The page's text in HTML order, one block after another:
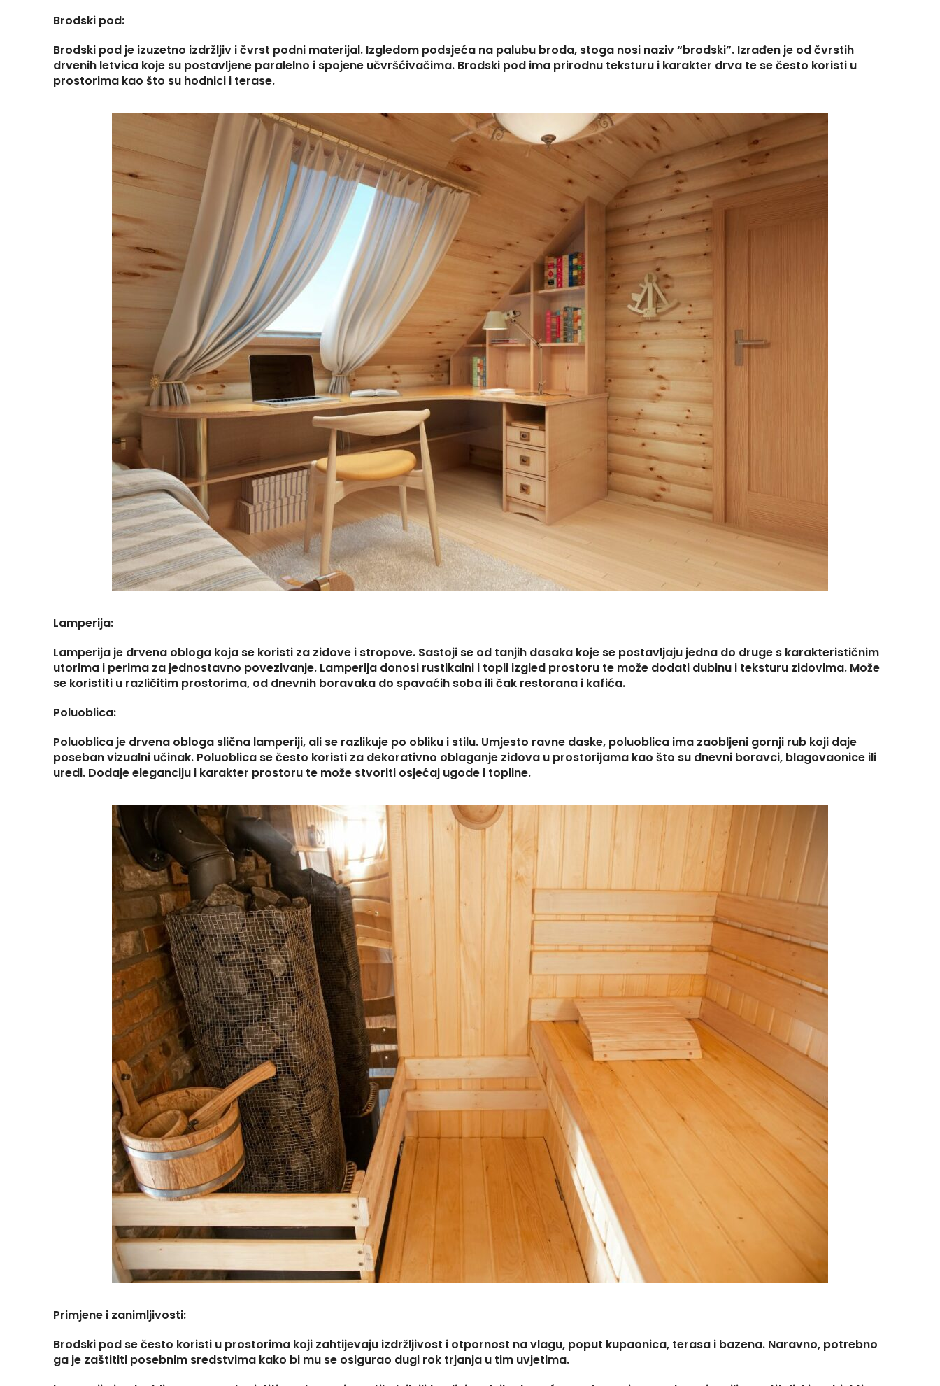
Brodski pod:
Brodski pod je izuzetno izdržljiv i čvrst podni materijal. Izgledom podsjeća na palubu broda, stoga nosi naziv “brodski”. Izrađen je od čvrstih
drvenih letvica koje su postavljene paralelno i spojene učvršćivačima. Brodski pod ima prirodnu teksturu i karakter drva te se često koristi u
prostorima kao što su hodnici i terase.
Lamperija:
Lamperija je drvena obloga koja se koristi za zidove i stropove. Sastoji se od tanjih dasaka koje se postavljaju jedna do druge s karakterističnim
utorima i perima za jednostavno povezivanje. Lamperija donosi rustikalni i topli izgled prostoru te može dodati dubinu i teksturu zidovima. Može
se koristiti u različitim prostorima, od dnevnih boravaka do spavaćih soba ili čak restorana i kafića.
Poluoblica:
Poluoblica je drvena obloga slična lamperiji, ali se razlikuje po obliku i stilu. Umjesto ravne daske, poluoblica ima zaobljeni gornji rub koji daje
poseban vizualni učinak. Poluoblica se često koristi za dekorativno oblaganje zidova u prostorijama kao što su dnevni boravci, blagovaonice ili
uredi. Dodaje eleganciju i karakter prostoru te može stvoriti osjećaj ugode i topline.
Primjene i zanimljivosti:
Brodski pod se često koristi u prostorima koji zahtijevaju izdržljivost i otpornost na vlagu, poput kupaonica, terasa i bazena. Naravno, potrebno
ga je zaštititi posebnim sredstvima kako bi mu se osigurao dugi rok trjanja u tim uvjetima.